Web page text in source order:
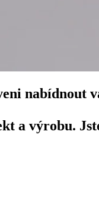
nabídnout
a výrobu.